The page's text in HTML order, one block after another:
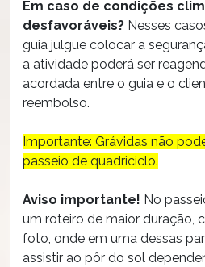
Em caso de condições
desfavoráveis? Nesses
guia julgue colocar a
a atividade poderá ser
acordada entre o guia e o
reembolso.
Importante: Grávidas não
passeio de quadriciclo.
Aviso importante! No
um roteiro de maior duração,
foto, onde em uma dessas
assistir ao pôr do sol